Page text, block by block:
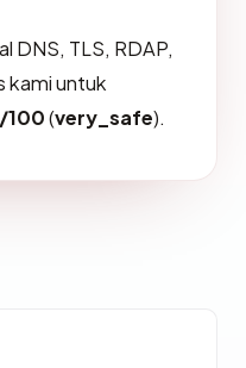
DNS, TLS, RDAP,
kami untuk
100(very_safe).